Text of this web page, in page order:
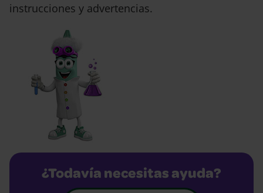
instrucciones y advertencias.
¿Todavía necesitas ayuda?